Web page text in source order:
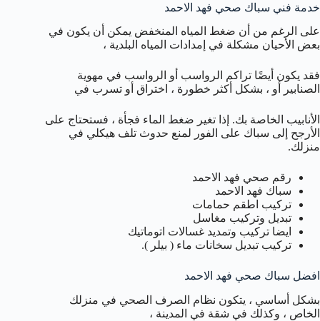
خدمة فني سباك صحي فهد الاحمد
على الرغم من أن ضغط المياه المنخفض يمكن أن يكون في
بعض الأحيان مشكلة في إمدادات المياه البلدية ،
فقد يكون أيضًا تراكم الرواسب أو الرواسب في مهوية
الصنابير أو ، بشكل أكثر خطورة ، اختراق أو تسرب في
الأنابيب الخاصة بك. إذا تغير ضغط الماء فجأة ، فستحتاج على
الأرجح إلى سباك على الفور لمنع حدوث تلف هيكلي في
منزلك.
رقم صحي فهد الاحمد
سباك فهد الاحمد
تركيب اطقم حمامات
تبديل وتركيب مغاسل
ايضا تركيب وتمديد غسالات اتوماتيك
تركيب تبديل سخانات ماء ( بيلر ).
افضل سباك صحي فهد الاحمد
بشكل أساسي ، يتكون نظام الصرف الصحي في منزلك
الخاص ، وكذلك في شقة في المدينة ،